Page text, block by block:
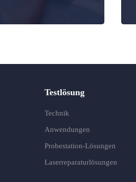
Testlösung
Technik
Anwendungen
Probestation-Lösungen
Laserreparaturlösungen